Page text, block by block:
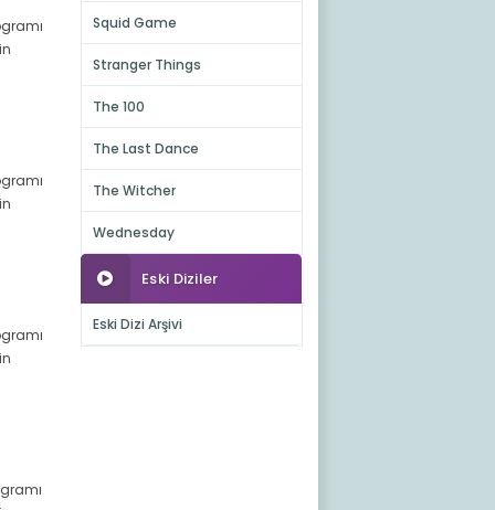
Squid Game
Stranger Things
The 100
The Last Dance
The Witcher
Wednesday
Eski Diziler
Eski Dizi Arşivi